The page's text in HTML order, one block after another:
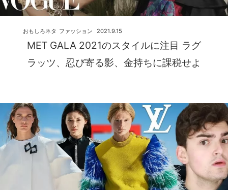
MET GALA 2021のスタイルに注目 ラグ
ラッツ、忍び寄る影、金持ちに課税せよ
2021.9.15
おもしろネタ ファッション